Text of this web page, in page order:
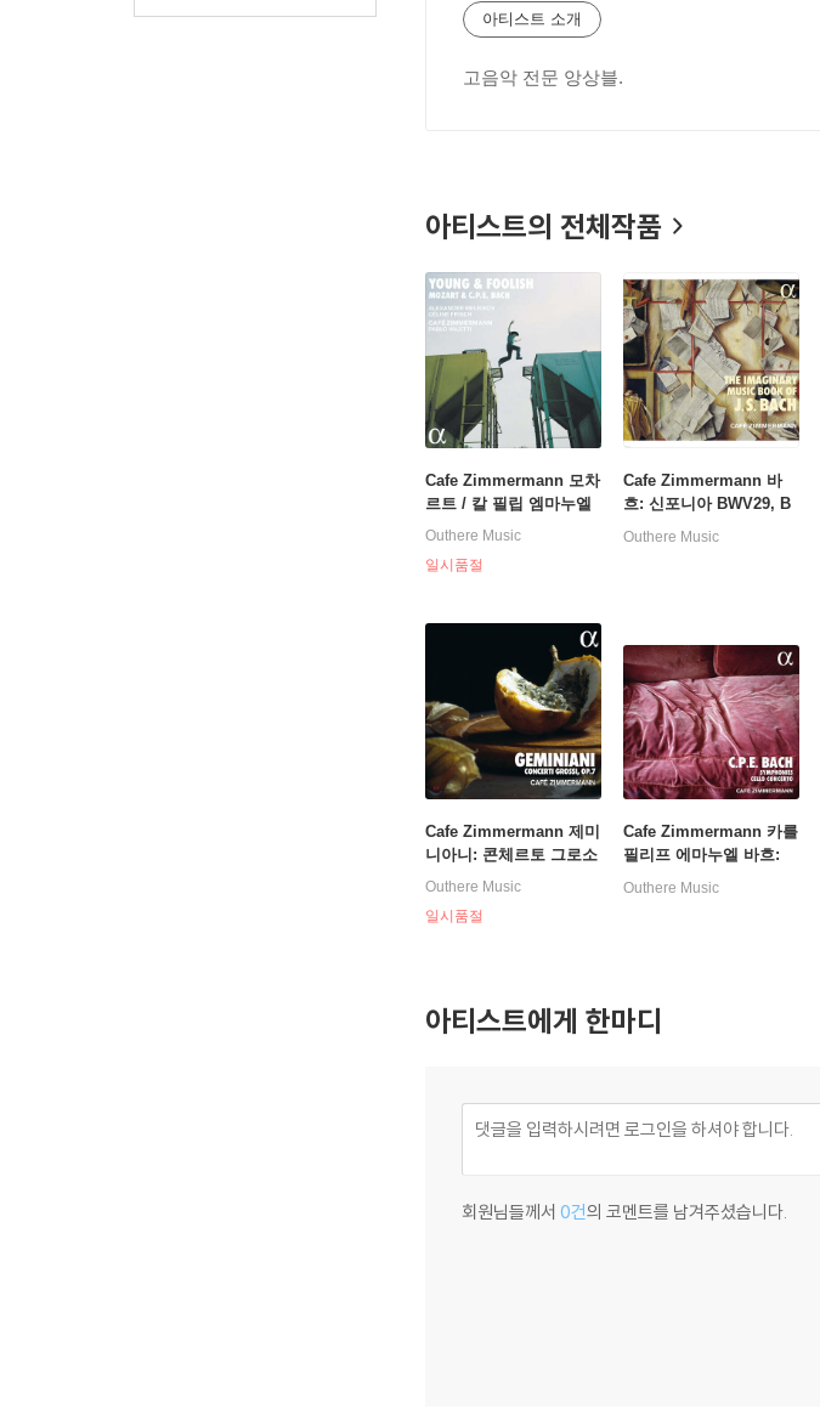
아티스트 소개
고음악 전문 앙상블.
아티스트의 전체작품
Cafe Zimmermann 모차
르트 / 칼 필립 엠마누엘
바흐: 교향곡, 디베르티
ung & Foolish: Mozart
Outhere Music
일시품절
Cafe Zimmermann 바
흐: 신포니아 BWV29, B
WV182 (The Imaginary
Outhere Music
Cafe Zimmermann 제미
니아니: 콘체르토 그로소
(Geminiani, F: Concerti
만
Outhere Music
일시품절
Cafe Zimmermann 카를
필리프 에마누엘 바흐:
교향곡, 첼로 협주곡 (CP
Outhere Music
아티스트에게 한마디
회원님들께서 0건의 코멘트를 남겨주셨습니다.